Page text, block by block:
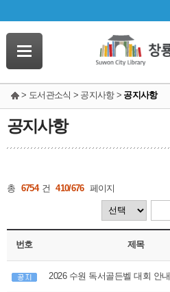
> 도서관소식 > 공지사항 > 공지사항
공지사항
총 6754 건 410/676 페이지
번호 제목
2026 수원 독서골든벨 대회 안내